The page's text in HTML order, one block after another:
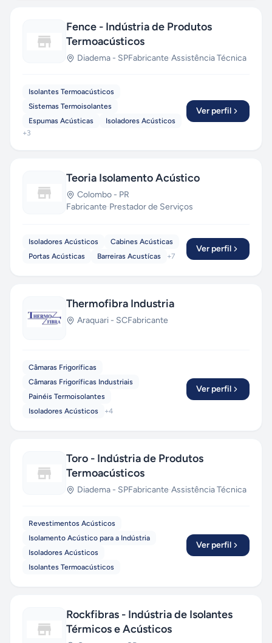
Fence - Indústria de Produtos
Termoacústicos
Diadema - SPFabricante·Assistência Técnica
Isolantes Termoacústicos
Sistemas Termoisolantes
Espumas Acústicas
Isoladores Acústicos
+3
Ver perfil
Teoria Isolamento Acústico
Colombo - PR
Fabricante·Prestador de Serviços
Isoladores Acústicos
Cabines Acústicas
Portas Acústicas
Barreiras Acustícas +7
Ver perfil
Thermofibra Industria
Araquari - SCFabricante
Câmaras Frigoríficas
Câmaras Frigoríficas Industriais
Painéis Termoisolantes
Isoladores Acústicos
+4
Ver perfil
Toro - Indústria de Produtos
Termoacústicos
Diadema - SPFabricante·Assistência Técnica
Revestimentos Acústicos
Isolamento Acústico para a Indústria
Isoladores Acústicos
Isolantes Termoacústicos
Ver perfil
Rockfibras - Indústria de Isolantes
Térmicos e Acústicos